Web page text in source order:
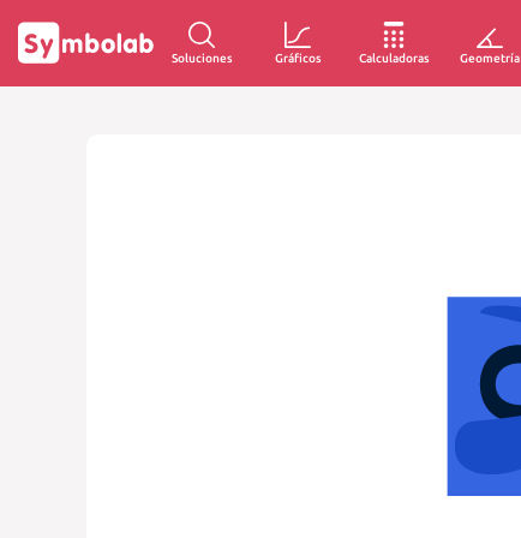
Soluciones Gráficos Calculadoras Geometría